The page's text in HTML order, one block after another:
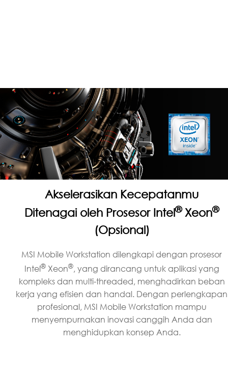
Akselerasikan Kecepatanmu
Ditenagai oleh Prosesor Intel®Xeon®
(Opsional)
MSI Mobile Workstation dilengkapi dengan prosesor
Intel®Xeon®, yang dirancang untuk aplikasi yang
kompleks dan multi-threaded, menghadirkan beban
kerja yang efisien dan handal. Dengan perlengkapan
profesional, MSI Mobile Workstation mampu
menyempurnakan inovasi canggih Anda dan
menghidupkan konsep Anda.